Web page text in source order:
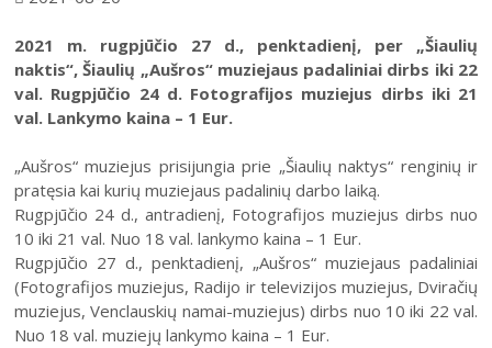
2021 m. rugpjūčio 27 d., penktadienį, per „Šiaulių
naktis“, Šiaulių „Aušros“ muziejaus padaliniai dirbs iki 22
val. Rugpjūčio 24 d. Fotografijos muziejus dirbs iki 21
val. Lankymo kaina – 1 Eur.
„Aušros“ muziejus prisijungia prie „Šiaulių naktys“ renginių ir
pratęsia kai kurių muziejaus padalinių darbo laiką.
Rugpjūčio 24 d., antradienį, Fotografijos muziejus dirbs nuo
10 iki 21 val. Nuo 18 val. lankymo kaina – 1 Eur.
Rugpjūčio 27 d., penktadienį, „Aušros“ muziejaus padaliniai
(Fotografijos muziejus, Radijo ir televizijos muziejus, Dviračių
muziejus, Venclauskių namai-muziejus) dirbs nuo 10 iki 22 val.
Nuo 18 val. muziejų lankymo kaina – 1 Eur.